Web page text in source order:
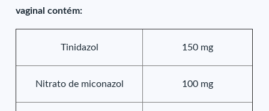
vaginal contém:
Tinidazol 150 mg
Nitrato de miconazol 100 mg